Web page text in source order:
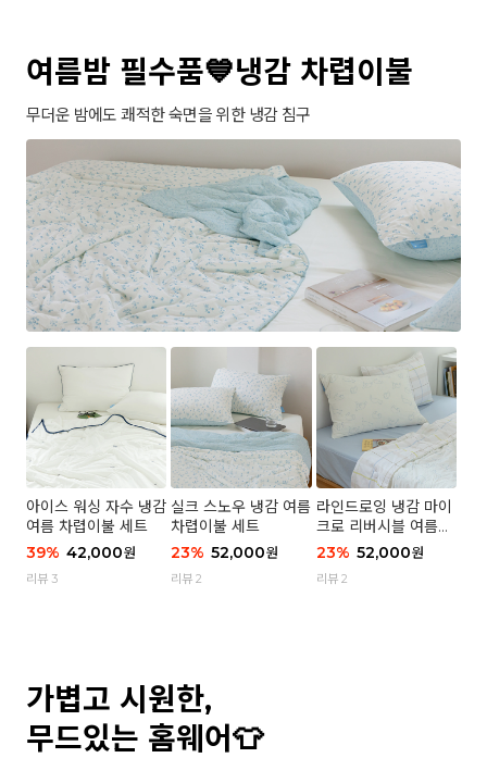
여름밤 필수품💙냉감 차렵이불
무더운 밤에도 쾌적한 숙면을 위한 냉감 침구
아이스 워싱 자수 냉감
여름 차렵이불 세트
39% 42,000원
리뷰 3
실크 스노우 냉감 여름
차렵이불 세트
23% 52,000원
리뷰 2
라인드로잉 냉감 마이
크로 리버시블 여름이
불 세트
23% 52,000원
리뷰 2
가볍고 시원한,
무드있는 홈웨어👕